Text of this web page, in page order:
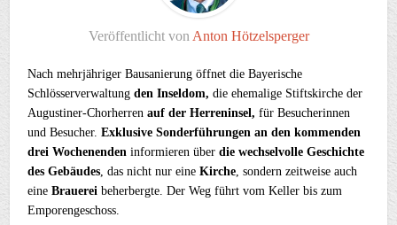
Veröffentlicht von Anton Hötzelsperger
Nach mehrjähriger Bausanierung öffnet die Bayerische
Schlösserverwaltungden Inseldom,die ehemalige Stiftskirche der
Augustiner-Chorherren auf der Herreninsel, für Besucherinnen
und Besucher.Exklusive Sonderführungen an den kommenden
drei Wochenenden informieren überdie wechselvolle Geschichte
des Gebäudes , das nicht nur eineKirche , sondern zeitweise auch
eineBrauereibeherbergte. Der Weg führt vom Keller bis zum
Emporengeschoss.